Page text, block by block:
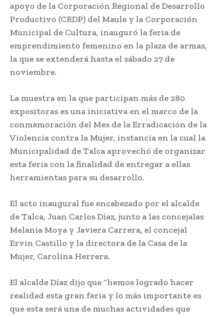
apoyo de la Corporación Regional de Desarrollo
Productivo (CRDP) del Maule y la Corporación
Municipal de Cultura, inauguró la feria de
emprendimiento femenino en la plaza de armas,
la que se extenderá hasta el sábado 27 de
noviembre.
La muestra en la que participan más de 280
expositoras es una iniciativa en el marco de la
conmemoración del Mes de la Erradicación de la
Violencia contra la Mujer, instancia en la cual la
Municipalidad de Talca aprovechó de organizar
esta feria con la finalidad de entregar a ellas
herramientas para su desarrollo.
El acto inaugural fue encabezado por el alcalde
de Talca, Juan Carlos Díaz, junto a las concejalas
Melania Moya y Javiera Carrera, el concejal
Ervin Castillo y la directora de la Casa de la
Mujer, Carolina Herrera.
El alcalde Díaz dijo que “hemos logrado hacer
realidad esta gran feria y lo más importante es
que esta será una de muchas actividades que